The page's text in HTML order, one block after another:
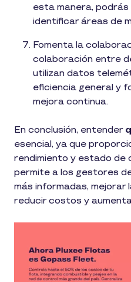
esta manera,
identificar áreas de
Fomenta la
colaboración entre
utilizan datos
eficiencia general y
mejora continua.
En conclusión, entender
esencial, ya que
rendimiento y estado de
permite a los gestores
más informadas, mejorar
reducir costos y